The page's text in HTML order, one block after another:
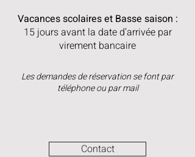
Vacances scolaires et Basse saison :
15 jours avant la date d’arrivée par
virement bancaire
Les demandes de réservation se font par
téléphone ou par mail
Contact